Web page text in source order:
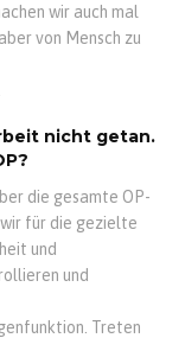
wir auch mal
von Mensch zu
nicht getan.
die gesamte OP-
für die gezielte
und
und
Treten